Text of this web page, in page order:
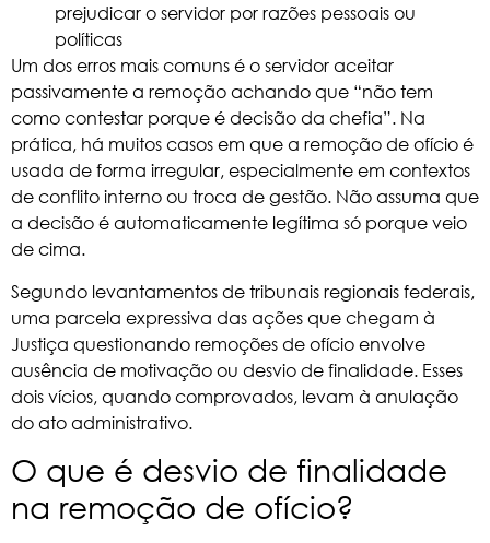
prejudicar o servidor por razões pessoais ou
políticas
Um dos erros mais comuns é o servidor aceitar
passivamente a remoção achando que “não tem
como contestar porque é decisão da chefia”. Na
prática, há muitos casos em que a remoção de ofício é
usada de forma irregular, especialmente em contextos
de conflito interno ou troca de gestão. Não assuma que
a decisão é automaticamente legítima só porque veio
de cima.
Segundo levantamentos de tribunais regionais federais,
uma parcela expressiva das ações que chegam à
Justiça questionando remoções de ofício envolve
ausência de motivação ou desvio de finalidade. Esses
dois vícios, quando comprovados, levam à anulação
do ato administrativo.
O que é desvio de finalidade
na remoção de ofício?